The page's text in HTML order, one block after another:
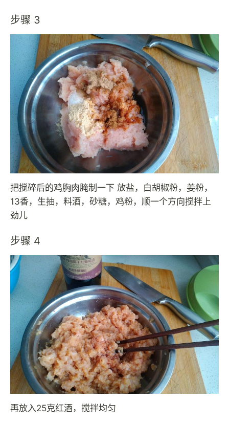
步骤 3
把搅碎后的鸡胸肉腌制一下 放盐，白胡椒粉，姜粉，
13香，生抽，料酒，砂糖，鸡粉，顺一个方向搅拌上
劲儿
步骤 4
再放入25克红酒，搅拌均匀